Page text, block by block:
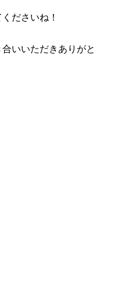
ださいね！
いいただきありがと